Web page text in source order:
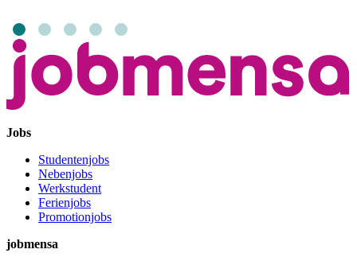
Jobs
Studentenjobs
Nebenjobs
Werkstudent
Ferienjobs
Promotionjobs
jobmensa